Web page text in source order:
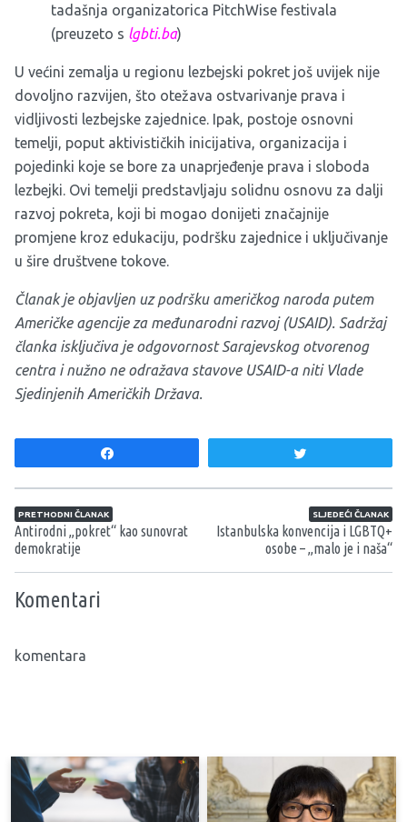
tadašnja organizatorica PitchWise festivala
(preuzeto s lgbti.ba)
U većini zemalja u regionu lezbejski pokret još uvijek nije
dovoljno razvijen, što otežava ostvarivanje prava i
vidljivosti lezbejske zajednice. Ipak, postoje osnovni
temelji, poput aktivističkih inicijativa, organizacija i
pojedinki koje se bore za unaprjeđenje prava i sloboda
lezbejki. Ovi temelji predstavljaju solidnu osnovu za dalji
razvoj pokreta, koji bi mogao donijeti značajnije
promjene kroz edukaciju, podršku zajednice i uključivanje
u šire društvene tokove.
Članak je objavljen uz podršku američkog naroda putem
Američke agencije za međunarodni razvoj (USAID). Sadržaj
članka isključiva je odgovornost Sarajevskog otvorenog
centra i nužno ne odražava stavove USAID-a niti Vlade
Sjedinjenih Američkih Država.
Navigacija članaka
PRETHODNI ČLANAK
Antirodni „pokret“ kao sunovrat
demokratije
SLJEDEĆI ČLANAK
Istanbulska konvencija i LGBTQ+
osobe – „malo je i naša“
Komentari
komentara